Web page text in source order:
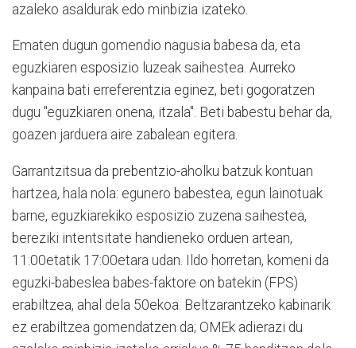
azaleko asaldurak edo minbizia izateko.
Ematen dugun gomendio nagusia babesa da, eta
eguzkiaren esposizio luzeak saihestea. Aurreko
kanpaina bati erreferentzia eginez, beti gogoratzen
dugu "eguzkiaren onena, itzala". Beti babestu behar da,
goazen jarduera aire zabalean egitera.
Garrantzitsua da prebentzio-aholku batzuk kontuan
hartzea, hala nola: egunero babestea, egun lainotuak
barne, eguzkiarekiko esposizio zuzena saihestea,
bereziki intentsitate handieneko orduen artean,
11:00etatik 17:00etara udan. Ildo horretan, komeni da
eguzki-babeslea babes-faktore on batekin (FPS)
erabiltzea, ahal dela 50ekoa. Beltzarantzeko kabinarik
ez erabiltzea gomendatzen da; OMEk adierazi du